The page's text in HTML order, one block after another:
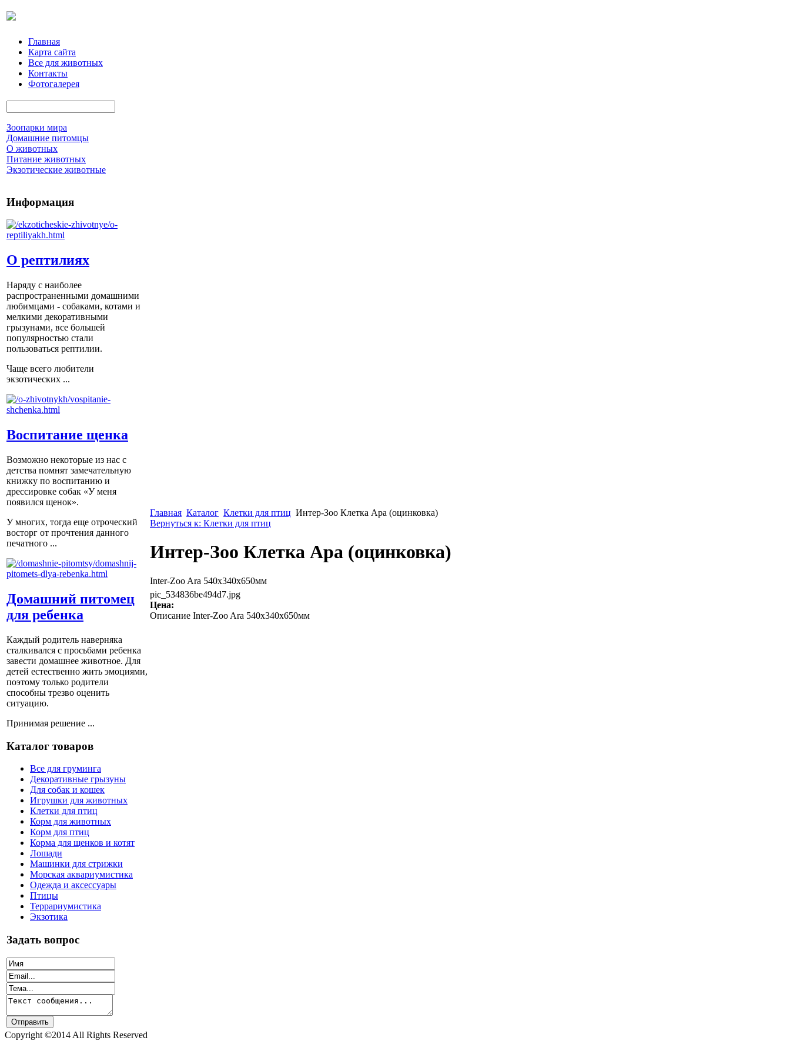
Главная
Карта сайта
Все для животных
Контакты
Фотогалерея
Зоопарки мира
Домашние питомцы
О животных
Питание животных
Экзотические животные
Информация
О рептилиях
Наряду с наиболее
распространенными домашними
любимцами - собаками, котами и
мелкими декоративными
грызунами, все большей
популярностью стали
пользоваться рептилии.
Чаще всего любители
экзотических ...
Воспитание щенка
Возможно некоторые из нас с
детства помнят замечательную
книжку по воспитанию и
дрессировке собак «У меня
появился щенок».
У многих, тогда еще отроческий
восторг от прочтения данного
печатного ...
Домашний питомец
для ребенка
Каждый родитель наверняка
сталкивался с просьбами ребенка
завести домашнее животное. Для
детей естественно жить эмоциями,
поэтому только родители
способны трезво оценить
ситуацию.
Принимая решение ...
Каталог товаров
Все для груминга
Декоративные грызуны
Для собак и кошек
Игрушки для животных
Клетки для птиц
Корм для животных
Корм для птиц
Корма для щенков и котят
Лошади
Машинки для стрижки
Морская аквариумистика
Одежда и аксессуары
Птицы
Террариумистика
Экзотика
Задать вопрос
Главная Каталог Клетки для птиц Интер-Зоо Клетка Ара (оцинковка)
Вернуться к: Клетки для птиц
Интер-Зоо Клетка Ара (оцинковка)
Inter-Zoo Ara 540х340х650мм
pic_534836be494d7.jpg
Цена:
Описание Inter-Zoo Ara 540х340х650мм
Copyright ©2014 All Rights Reserved